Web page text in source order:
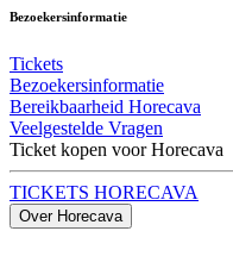
Bezoekersinformatie
Tickets
Bezoekersinformatie
Bereikbaarheid Horecava
Veelgestelde Vragen
Ticket kopen voor Horecava
TICKETS HORECAVA
Over Horecava